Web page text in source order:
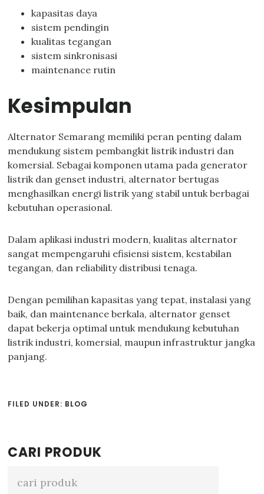
kapasitas daya
sistem pendingin
kualitas tegangan
sistem sinkronisasi
maintenance rutin
Kesimpulan
Alternator Semarang memiliki peran penting dalam
mendukung sistem pembangkit listrik industri dan
komersial. Sebagai komponen utama pada generator
listrik dan genset industri, alternator bertugas
menghasilkan energi listrik yang stabil untuk berbagai
kebutuhan operasional.
Dalam aplikasi industri modern, kualitas alternator
sangat mempengaruhi efisiensi sistem, kestabilan
tegangan, dan reliability distribusi tenaga.
Dengan pemilihan kapasitas yang tepat, instalasi yang
baik, dan maintenance berkala, alternator genset
dapat bekerja optimal untuk mendukung kebutuhan
listrik industri, komersial, maupun infrastruktur jangka
panjang.
FILED UNDER: BLOG
Primary
Sidebar
CARI PRODUK